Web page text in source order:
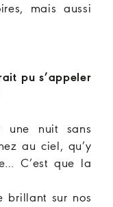
mais aussi
pu s’appeler
une nuit sans
au ciel, qu’y
C’est que la
brillant sur nos